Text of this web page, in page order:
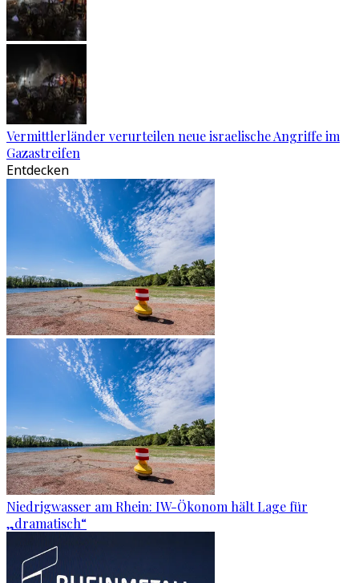
Vermittlerländer verurteilen neue israelische Angriffe im
Gazastreifen
Entdecken
Niedrigwasser am Rhein: IW-Ökonom hält Lage für
„dramatisch“